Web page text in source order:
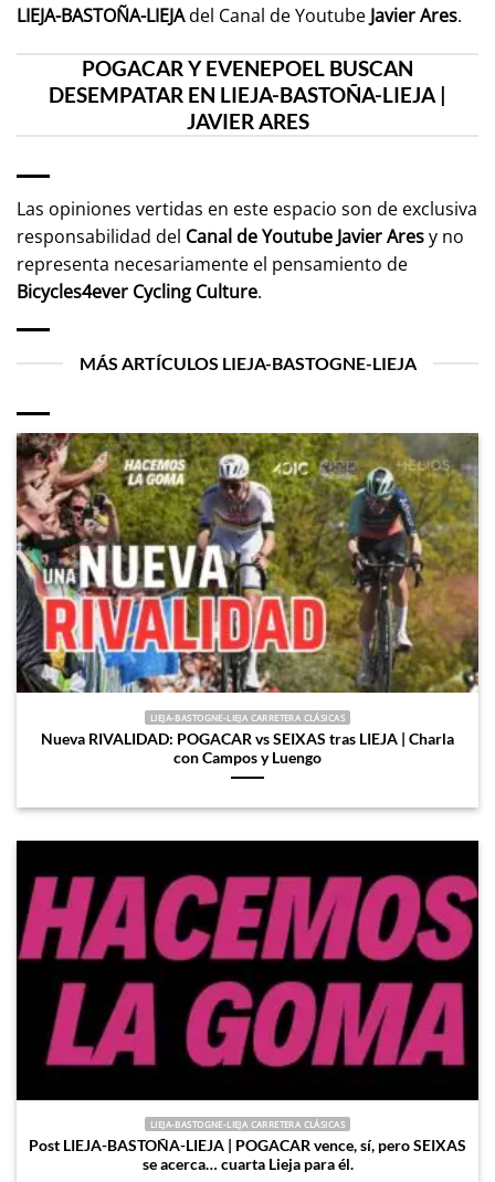
LIEJA-BASTOÑA-LIEJAdel Canal de Youtube Javier Ares.
POGACAR Y EVENEPOEL BUSCAN
DESEMPATAR EN LIEJA-BASTOÑA-LIEJA |
JAVIER ARES
Las opiniones vertidas en este espacio son de exclusiva
responsabilidad del Canal de Youtube Javier Aresy no
representa necesariamente el pensamiento de
Bicycles4ever Cycling Culture.
MÁS ARTÍCULOS LIEJA-BASTOGNE-LIEJA
LIEJA-BASTOGNE-LIEJA CARRETERA CLÁSICAS
Nueva RIVALIDAD: POGACAR vs SEIXAS tras LIEJA | Charla
con Campos y Luengo
LIEJA-BASTOGNE-LIEJA CARRETERA CLÁSICAS
Post LIEJA-BASTOÑA-LIEJA | POGACAR vence, sí, pero SEIXAS
se acerca… cuarta Lieja para él.